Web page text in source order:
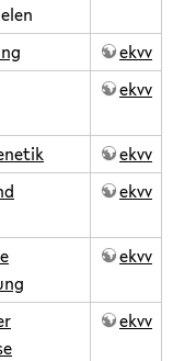
ekvv
ekvv
ekvv
ekvv
ekvv
ekvv